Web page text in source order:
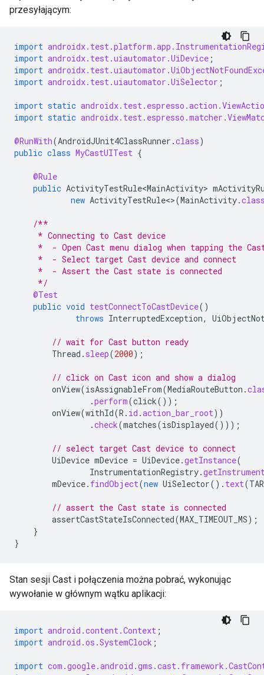
przesyłającym:
import
import androidx.test.uiautomator.UiDevice ;
import
import androidx.test.uiautomator.UiSelector ;
import static
import static
@RunWith(AndroidJUnit4ClassRunner .class)
public class MyCastUITest {
@Rule
public ActivityTestRule<MainActivity>
new ActivityTestRule<>(MainActivity.
/**
     * Connecting to Cast device
*  - Open Cast menu dialog when tapping the
     *  - Select target Cast device and connect
     *  - Assert the Cast state is connected
     */
@Test
public void testConnectToCastDevice()
throws InterruptedException,
// wait for Cast button ready
Thread . sleep(2000);
// click on Cast icon and show a dialog
onView(isAssignableFrom(MediaRouteButton .
.perform(click());
onView(withId(R . id .action_bar_root))
.check(matches(isDisplayed()));
// select target Cast device to connect
UiDevice mDevice = UiDevice.getInstance(
InstrumentationRegistry.
mDevice. findObject(new UiSelector(). text(
// assert the Cast state is connected
assertCastStateIsConnected(MAX_TIMEOUT_MS);
}
}
Stan sesji Cast i połączenia można pobrać, wykonując
wywołanie w głównym wątku aplikacji:
import android.content.Context ;
import android.os.SystemClock ;
import